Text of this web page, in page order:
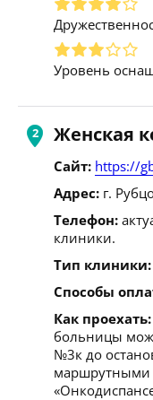
Уровень
Женская
Сайт: https://
Адрес: г.
Телефон:
клиники.
Тип клиники:
Способы
Как проехать:
больницы
№3к до
маршрутными